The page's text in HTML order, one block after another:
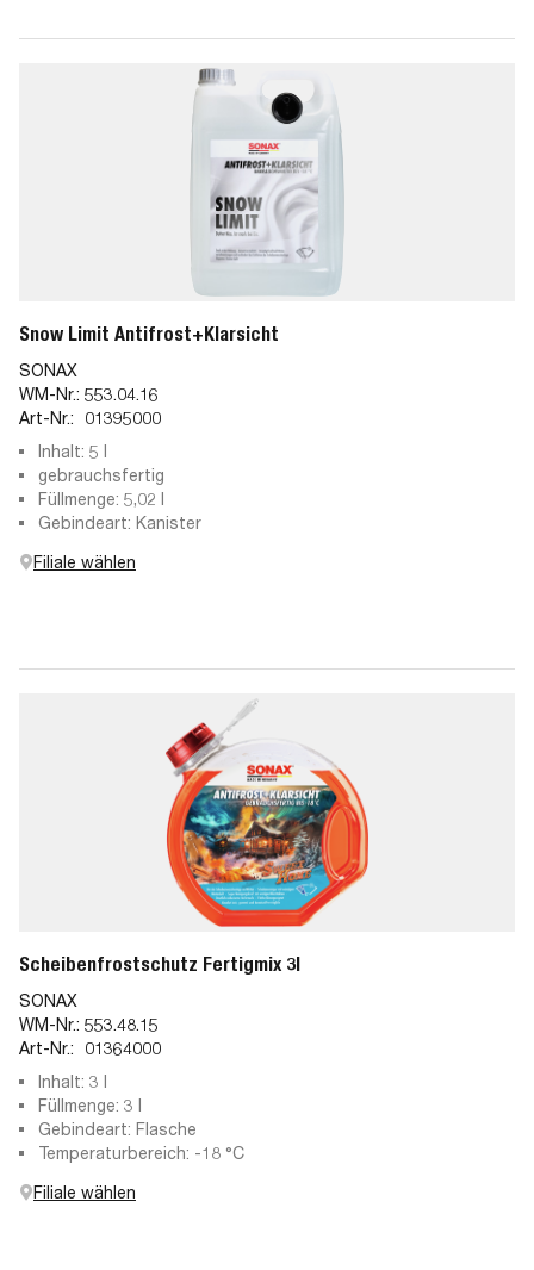
Snow Limit Antifrost+Klarsicht
SONAX
WM-Nr.: 553.04.16
Art-Nr.:
01395000
Inhalt: 5 l
gebrauchsfertig
Füllmenge: 5,02 l
Gebindeart: Kanister
Filiale wählen
Scheibenfrostschutz Fertigmix 3l
SONAX
WM-Nr.: 553.48.15
Art-Nr.:
01364000
Inhalt: 3 l
Füllmenge: 3 l
Gebindeart: Flasche
Temperaturbereich: -18 °C
Filiale wählen